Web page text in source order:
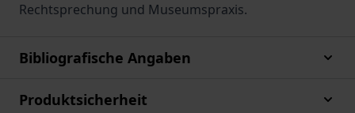
Rechtsprechung und Museumspraxis.
Bibliografische Angaben
Produktsicherheit